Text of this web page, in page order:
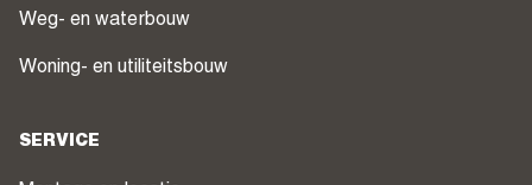
Weg- en waterbouw
Woning- en utiliteitsbouw
SERVICE